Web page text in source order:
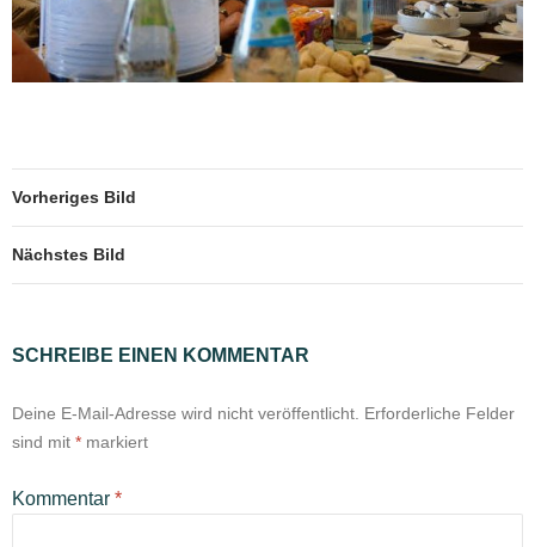
Vorheriges Bild
Nächstes Bild
SCHREIBE EINEN KOMMENTAR
Deine E-Mail-Adresse wird nicht veröffentlicht. Erforderliche Felder
sind mit * markiert
Kommentar *